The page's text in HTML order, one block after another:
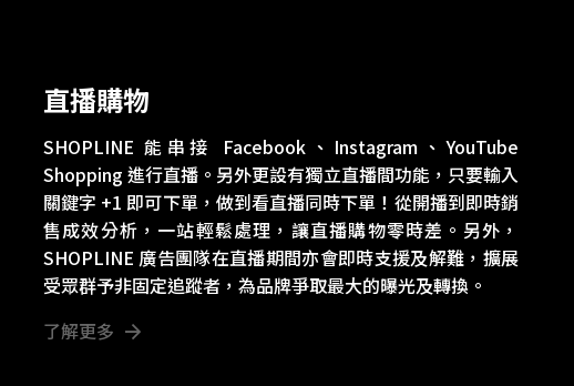
直播購物
SHOPLINE 能串接 Facebook、Instagram、YouTube
Shopping 進行直播。另外更設有獨立直播間功能，只要輸入
關鍵字 +1 即可下單，做到看直播同時下單！從開播到即時銷
售成效分析，一站輕鬆處理，讓直播購物零時差。另外，
SHOPLINE 廣告團隊在直播期間亦會即時支援及解難，擴展
受眾群予非固定追蹤者，為品牌爭取最大的曝光及轉換。
了解更多